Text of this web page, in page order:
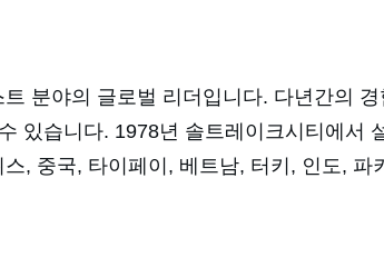
분야의 글로벌 리더입니다. 다년간의
있습니다. 1978년 솔트레이크시티에서
, 중국, 타이페이, 베트남, 터키, 인도,